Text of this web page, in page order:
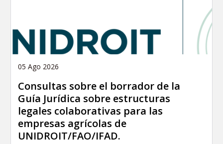
05 Ago 2026
Consultas sobre el borrador de la
Guía Jurídica sobre estructuras
legales colaborativas para las
empresas agrícolas de
UNIDROIT/FAO/IFAD.